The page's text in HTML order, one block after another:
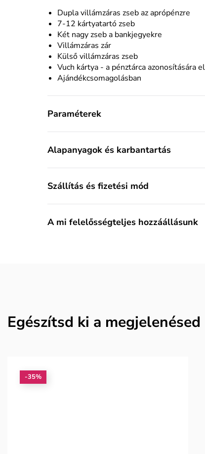
Dupla villámzáras zseb az aprópénzre
7-12 kártyatartó zseb
Két nagy zseb a bankjegyekre
Villámzáras zár
Külső villámzáras zseb
Vuch kártya - a pénztárca azonosítására
Ajándékcsomagolásban
Paraméterek
Alapanyagok és karbantartás
Szállítás és fizetési mód
A mi felelősségteljes hozzáállásunk
Egészítsd ki a megjelenésed
-35%